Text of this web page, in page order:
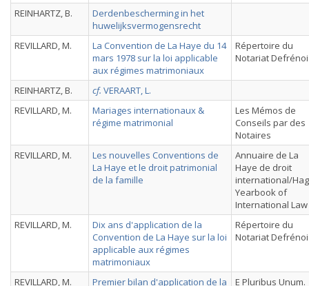
REINHARTZ, B.
Derdenbescherming in het
huwelijksvermogensrecht
REVILLARD, M.
La Convention de La Haye du 14
mars 1978 sur la loi applicable
aux régimes matrimoniaux
Répertoire du
Notariat
REINHARTZ, B. cf. VERAART, L.
REVILLARD, M.
Mariages internationaux &
régime matrimonial
Les Mémos de
Conseils par des
Notaires
REVILLARD, M.
Les nouvelles Conventions de
La Haye et le droit patrimonial
de la famille
Annuaire de La
Haye de droit
international/
Yearbook of
International Law
REVILLARD, M.
Dix ans d'application de la
Convention de La Haye sur la loi
applicable aux régimes
matrimoniaux
Répertoire du
Notariat
REVILLARD, M.
Premier bilan d'application de la
E Pluribus Unum.